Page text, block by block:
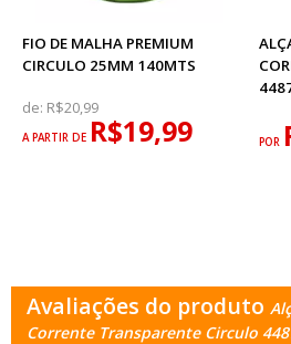
FIO DE MALHA PREMIUM
CIRCULO 25MM 140MTS
de: R$20,99
A PARTIR DE R$19,99 POR
Avaliações do produto
Corrente Transparente Circulo